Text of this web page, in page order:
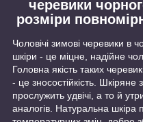
черевики
розміри
Чоловічі зимові черевики в
шкіри - це міцне, надійне
Головна якість таких
- це зносостійкість. Шкіряне
прослужить удвічі, а то й
аналогів. Натуральна шкіра